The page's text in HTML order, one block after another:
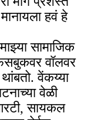
हवं हे
सामाजिक
वॉलवर
वेंकय्या
वेळी
सायकल